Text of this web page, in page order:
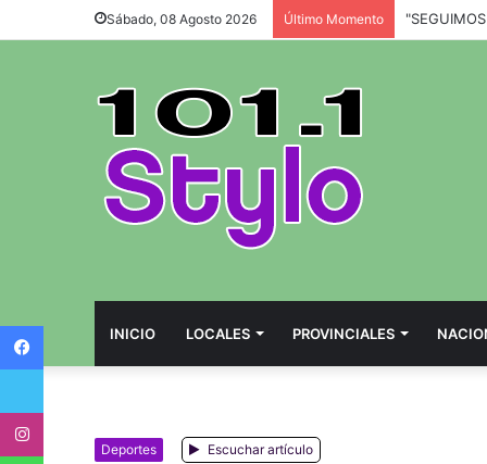
Sábado, 08 Agosto 2026 Último Momento
INICIO LOCALES PROVINCIALES
Deportes Escuchar artículo
Twitter
WhatsApp